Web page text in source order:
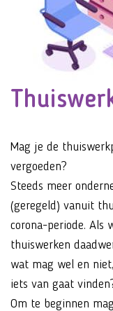
Mag je de
vergoeden?
Steeds meer
(geregeld) vanuit
corona-periode. Als
thuiswerken
wat mag wel en
iets van gaat
Om te beginnen